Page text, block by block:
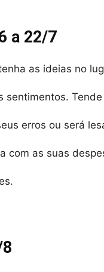
a 22/7
as ideias no
sentimentos.
erros ou será
com as suas